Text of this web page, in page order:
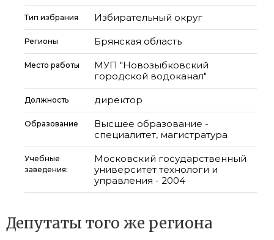
Тип избрания Избирательный округ
Регионы Брянская область
Место работы
МУП "Новозыбковский
городской водоканал"
Должность директор
Образование
Высшее образование -
специалитет, магистратура
Учебные
заведения:
Московский государственный
университет технологи и
управления - 2004
Депутаты того же региона